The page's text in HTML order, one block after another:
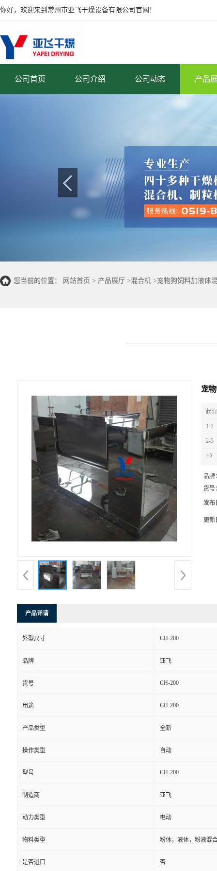
你好，欢迎来到常州市亚飞干燥设备有限公司官网！
公司首页 公司介绍 公司动态 产品
您当前的位置： 网站首页 > 产品展厅 >混合机 >宠物狗饲料加液体
宠
起
1-2
2-5
≥5
品牌
货号
发布
更新
产品详请
外型尺寸 CH-200
品牌 亚飞
货号 CH-200
用途 CH-200
产品类型 全新
操作类型 自动
型号 CH-200
制造商 亚飞
动力类型 电动
物料类型 粉体，液体，粉液混
是否进口 否